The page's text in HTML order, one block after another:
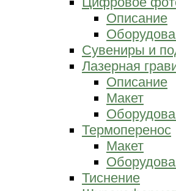
Описание
Сувениры и
Лазерная
Описание
Макет
Термоперенос
Макет
Тиснение